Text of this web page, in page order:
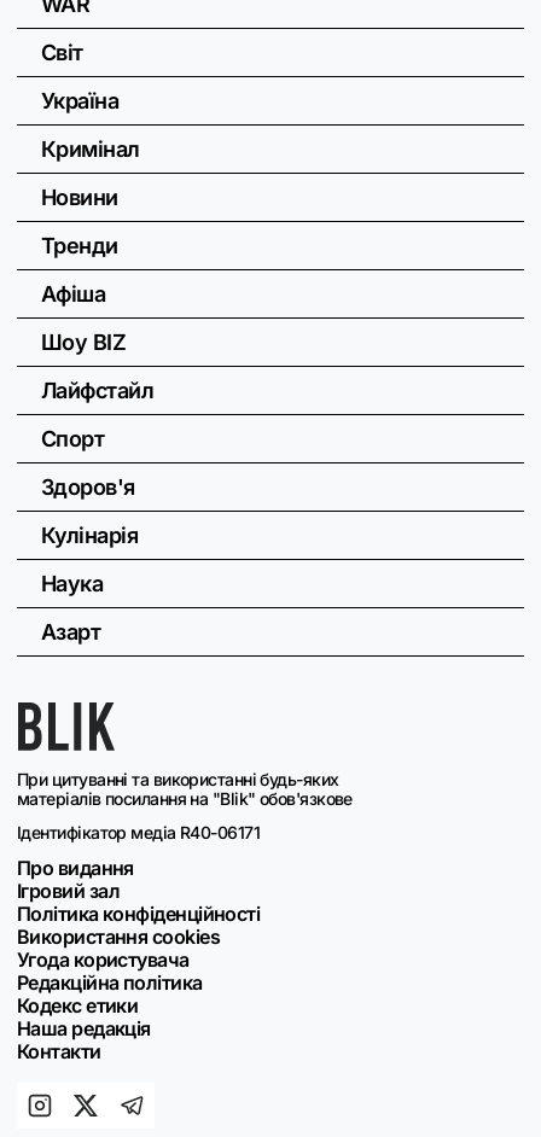
При цитуванні та використанні будь-яких
матеріалів посилання на "Blik" обов'язкове
Ідентифікатор медіа R40-06171
Про видання
Ігровий зал
Політика конфіденційності
Використання cookies
Угода користувача
Редакційна політика
Кодекс етики
Наша редакція
Контакти
Світ
Україна
Кримінал
Новини
Тренди
Афіша
Шоу BIZ
Лайфстайл
Спорт
Здоров'я
Кулінарія
Наука
Азарт